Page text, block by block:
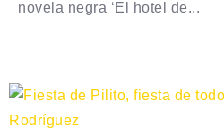
novela negra ‘El hotel de...